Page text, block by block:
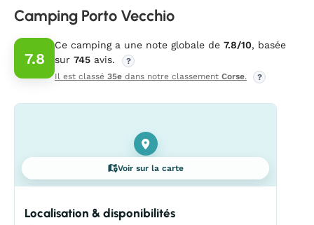
Camping Porto Vecchio
7.8
Ce camping a une note globale de 7.8/10, basée
sur 745 avis.
?
Il est classé 35e dans notre classement Corse. ?
Voir sur la carte
Localisation & disponibilités